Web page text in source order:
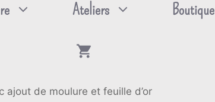
Ateliers Boutique
ajout de moulure et feuille d’or